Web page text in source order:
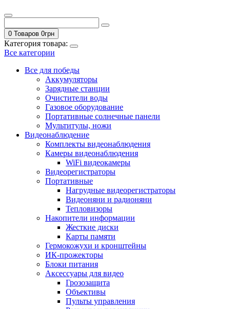
0 Товаров 0грн
Категория товара:
Все категории
Все для победы
Аккумуляторы
Зарядные станции
Очистители воды
Газовое оборудование
Портативные солнечные панели
Мультитулы, ножи
Видеонаблюдение
Комплекты видеонаблюдения
Камеры видеонаблюдения
WiFi видеокамеры
Видеорегистраторы
Портативные
Нагрудные видеорегистраторы
Видеоняни и радионяни
Тепловизоры
Накопители информации
Жесткие диски
Карты памяти
Гермокожухи и кронштейны
ИК-прожекторы
Блоки питания
Аксессуары для видео
Грозозащита
Объективы
Пульты управления